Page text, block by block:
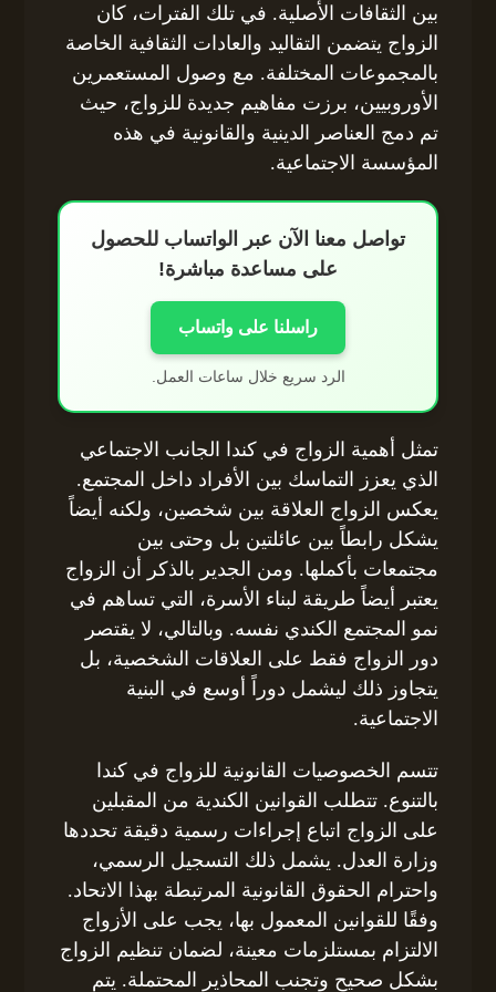
بين الثقافات الأصلية. في تلك الفترات، كان
الزواج يتضمن التقاليد والعادات الثقافية الخاصة
بالمجموعات المختلفة. مع وصول المستعمرين
الأوروبيين، برزت مفاهيم جديدة للزواج، حيث
تم دمج العناصر الدينية والقانونية في هذه
المؤسسة الاجتماعية.
تواصل معنا الآن عبر الواتساب للحصول
على مساعدة مباشرة!
راسلنا على واتساب
الرد سريع خلال ساعات العمل.
تمثل أهمية الزواج في كندا الجانب الاجتماعي
الذي يعزز التماسك بين الأفراد داخل المجتمع.
يعكس الزواج العلاقة بين شخصين، ولكنه أيضاً
يشكل رابطاً بين عائلتين بل وحتى بين
مجتمعات بأكملها. ومن الجدير بالذكر أن الزواج
يعتبر أيضاً طريقة لبناء الأسرة، التي تساهم في
نمو المجتمع الكندي نفسه. وبالتالي، لا يقتصر
دور الزواج فقط على العلاقات الشخصية، بل
يتجاوز ذلك ليشمل دوراً أوسع في البنية
الاجتماعية.
تتسم الخصوصيات القانونية للزواج في كندا
بالتنوع. تتطلب القوانين الكندية من المقبلين
على الزواج اتباع إجراءات رسمية دقيقة تحددها
وزارة العدل. يشمل ذلك التسجيل الرسمي،
واحترام الحقوق القانونية المرتبطة بهذا الاتحاد.
وفقًا للقوانين المعمول بها، يجب على الأزواج
الالتزام بمستلزمات معينة، لضمان تنظيم الزواج
بشكل صحيح وتجنب المحاذير المحتملة. يتم